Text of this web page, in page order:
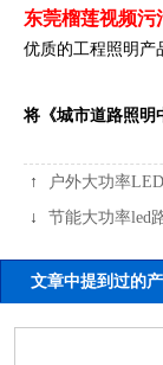
东莞榴莲视频污
优质的工程照明产品
将《城市道路照明
↑
户外大功率LED
↓
节能大功率led
文章中提到过的产品